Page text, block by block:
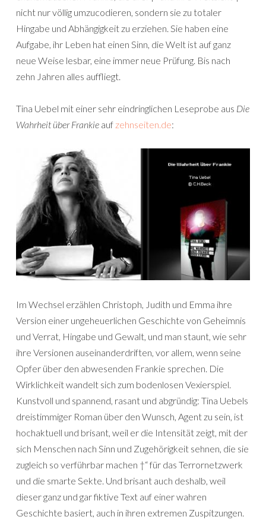
nicht nur völlig umzucodieren, sondern sie zu totaler
Hingabe und Abhängigkeit zu erziehen. Sie haben eine
Aufgabe, ihr Leben hat einen Sinn, die Welt ist auf ganz
neue Weise lesbar, eine immer neue Prüfung. Bis nach
zehn Jahren alles auffliegt.
Tina Uebel mit einer sehr eindringlichen Leseprobe aus Die
Wahrheit über Frankie auf zehnseiten.de:
Im Wechsel erzählen Christoph, Judith und Emma ihre
Version einer ungeheuerlichen Geschichte von Geheimnis
und Verrat, Hingabe und Gewalt, und man staunt, wie sehr
ihre Versionen auseinanderdriften, vor allem, wenn seine
Opfer über den abwesenden Frankie sprechen. Die
Wirklichkeit wandelt sich zum bodenlosen Vexierspiel.
Kunstvoll und spannend, rasant und abgründig: Tina Uebels
dreistimmiger Roman über den Wunsch, Agent zu sein, ist
hochaktuell und brisant, weil er die Intensität zeigt, mit der
sich Menschen nach Sinn und Zugehörigkeit sehnen, die sie
zugleich so verführbar machen †“ für das Terrornetzwerk
und die smarte Sekte. Und brisant auch deshalb, weil
dieser ganz und gar fiktive Text auf einer wahren
Geschichte basiert, auch in ihren extremen Zuspitzungen.